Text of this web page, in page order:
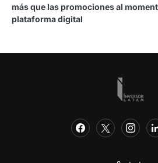
más que las promociones al
plataforma digital